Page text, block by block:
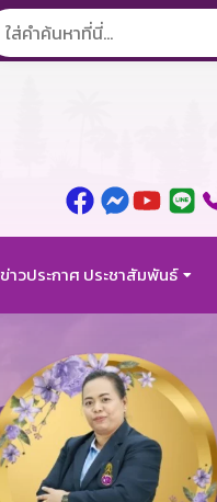
ข่าวประกาศ ประชาสัมพันธ์